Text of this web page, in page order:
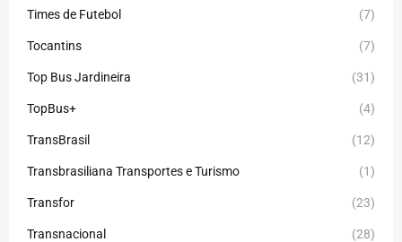
Times de Futebol (7)
Tocantins (7)
Top Bus Jardineira (31)
TopBus+ (4)
TransBrasil (12)
Transbrasiliana Transportes e Turismo (1)
Transfor (23)
Transnacional (28)